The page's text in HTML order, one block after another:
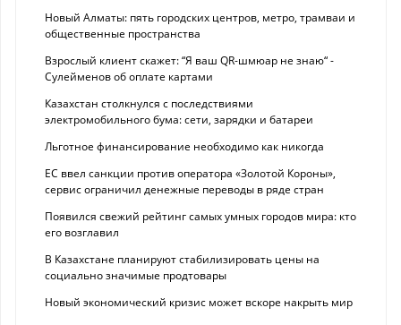
Новый Алматы: пять городских центров, метро, трамваи и
общественные пространства
Взрослый клиент скажет: “Я ваш QR-шмюар не знаю“ -
Сулейменов об оплате картами
Казахстан столкнулся с последствиями
электромобильного бума: сети, зарядки и батареи
Льготное финансирование необходимо как никогда
ЕС ввел санкции против оператора «Золотой Короны»,
сервис ограничил денежные переводы в ряде стран
Появился свежий рейтинг самых умных городов мира: кто
его возглавил
В Казахстане планируют стабилизировать цены на
социально значимые продтовары
Новый экономический кризис может вскоре накрыть мир